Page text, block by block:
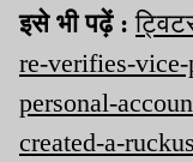
इसे भी पढ़ें :
re-verifies-
personal-
created-a-